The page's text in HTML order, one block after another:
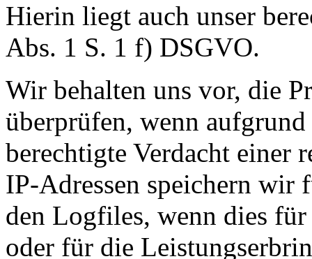
Hierin liegt auch unser
Abs. 1 S. 1 f) DSGVO.
Wir behalten uns vor, die
überprüfen, wenn
berechtigte Verdacht einer
IP-Adressen speichern wir
den Logfiles, wenn dies
oder für die